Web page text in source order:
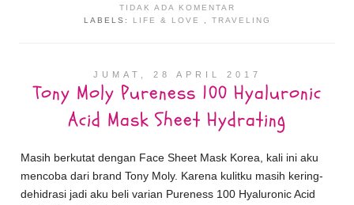
TIDAK ADA KOMENTAR
LABELS:
LIFE & LOVE , TRAVELING
JUMAT, 28 APRIL 2017
Tony Moly Pureness 100 Hyaluronic
Acid Mask Sheet Hydrating
Masih berkutat dengan Face Sheet Mask Korea, kali ini aku
mencoba dari brand Tony Moly. Karena kulitku masih kering-
dehidrasi jadi aku beli varian Pureness 100 Hyaluronic Acid